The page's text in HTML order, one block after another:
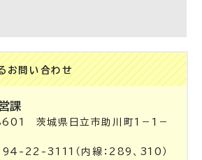
お問い合わせ
課
茨城県日立市助川町1－1－
22-3111（内線：289、310）